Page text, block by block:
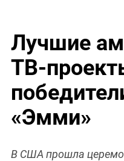
Лучшие
ТВ-
«Эмми»
В США прошла